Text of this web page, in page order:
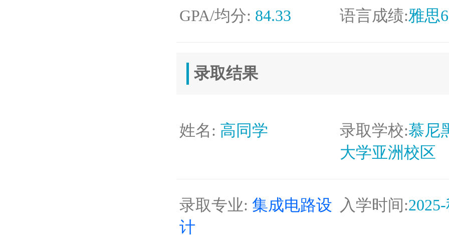
GPA/均分: 84.33 语言成绩:雅思
录取结果
姓名: 高同学 录取学校:慕尼
大学亚洲校区
录取专业:集成电路设
计
入学时间: